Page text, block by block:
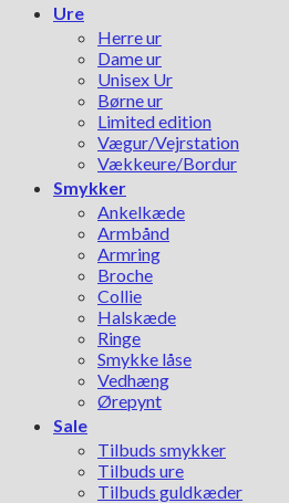
Ure
Herre ur
Dame ur
Unisex Ur
Børne ur
Limited edition
Vægur/Vejrstation
Vækkeure/Bordur
Smykker
Ankelkæde
Armbånd
Armring
Broche
Collie
Halskæde
Ringe
Smykke låse
Vedhæng
Ørepynt
Sale
Tilbuds smykker
Tilbuds ure
Tilbuds guldkæder